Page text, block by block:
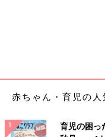
赤ちゃん・育児の
育児の困っ